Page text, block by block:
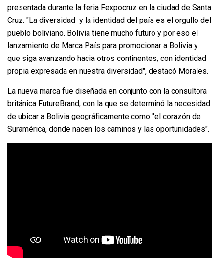
presentada durante la feria Fexpocruz en la ciudad de Santa
Cruz. "La diversidad y la identidad del país es el orgullo del
pueblo boliviano. Bolivia tiene mucho futuro y por eso el
lanzamiento de Marca País para promocionar a Bolivia y
que siga avanzando hacia otros continentes, con identidad
propia expresada en nuestra diversidad", destacó Morales.
La nueva marca fue diseñada en conjunto con la consultora
británica FutureBrand, con la que se determinó la necesidad
de ubicar a Bolivia geográficamente como "el corazón de
Suramérica, donde nacen los caminos y las oportunidades".